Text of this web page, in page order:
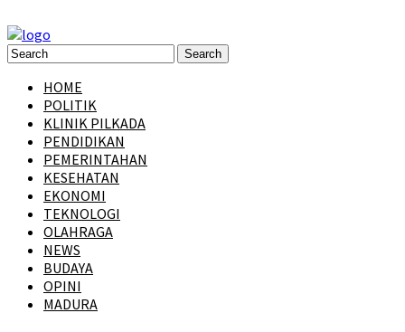
HOME
POLITIK
KLINIK PILKADA
PENDIDIKAN
PEMERINTAHAN
KESEHATAN
EKONOMI
TEKNOLOGI
OLAHRAGA
NEWS
BUDAYA
OPINI
MADURA